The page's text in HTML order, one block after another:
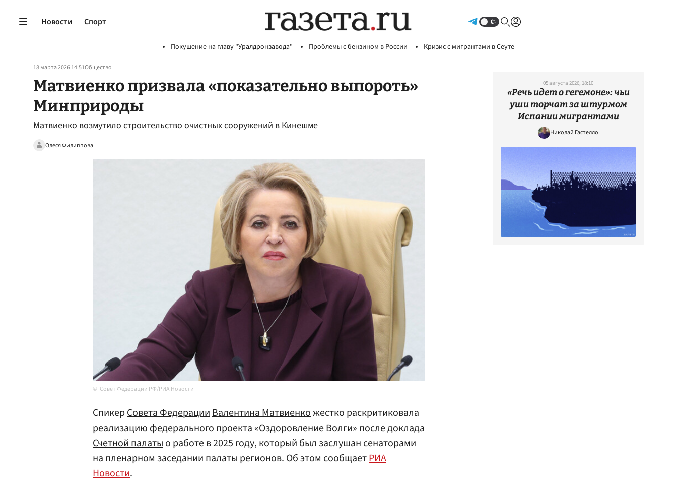
Новости Спорт
Покушение на главу "Уралдронзавода" Проблемы с бензином в России Кризис с мигрантами в Сеуте
18 марта 2026 14:51Общество
Матвиенко призвала «показательно выпороть»
Минприроды
Матвиенко возмутило строительство очистных сооружений в Кинешме
Олеся Филиппова
Совет Федерации РФ/РИА Новости
СпикерСовета ФедерацииВалентина Матвиенкожестко раскритиковала
реализацию федерального проекта «Оздоровление Волги» после доклада
Счетной палатыо работе в 2025 году, который был заслушан сенаторами
на пленарном заседании палаты регионов. Об этом сообщаетРИА
Новости.
05 августа 2026, 18:10
«Речь идет о гегемоне»: чьи
уши торчат за штурмом
Испании мигрантами
Николай Гастелло